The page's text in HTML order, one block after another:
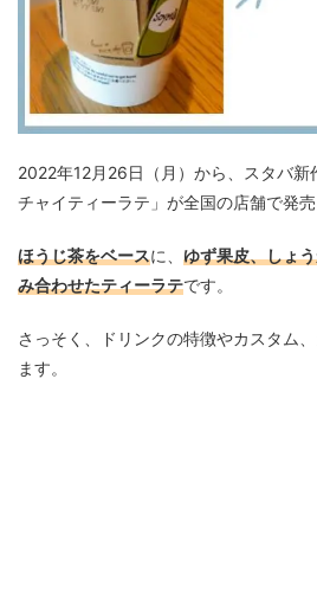
2022年12月26日（月）から、スタバ新
チャイティーラテ」が全国の店舗で発売
ほうじ茶をベースに、 ゆず果皮、しょ
み合わせたティーラテです。
さっそく、ドリンクの特徴やカスタム
ます。